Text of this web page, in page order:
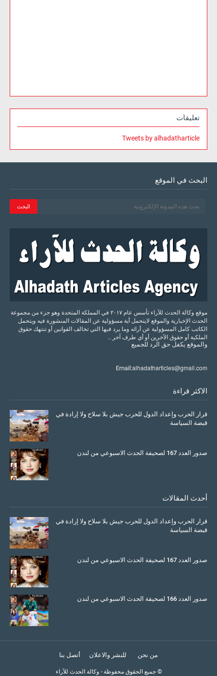
تعليقات
Tweets by alhadatharticle
البحث في الموقع
موقع وكالة الحدث للآراء تأسس عام ٢٠١٧ في المملكة المتحدة وهو جزء من مجموعة
الحدث الإخبارية والموقع لايتحمل أية مسؤولية عن المقالات المنشورة فيه ويتحمل
الكاتب كامل المسؤولية عن أرائه وما يرد فيها التي تخالف القوانين أو تنتهك حقوق
الملكية أو حقوق الآخرين أو أي طرف آخر ..
والموقع يكفل حق الرد للجميع
Email:alhadatharticles@gmail.com
الاكثر قراءة
قرار الحرب وإعداد الدول للحرب جيش بلا سلاح ولا إرادة في
قبضة السياسة
صدور العدد 167 لصحيفة الحدث الاسبوعي من لندن
أحدث المقالات
قرار الحرب وإعداد الدول للحرب جيش بلا سلاح ولا إرادة في
قبضة السياسة
صدور العدد 167 لصحيفة الحدث الاسبوعي من لندن
صدور العدد 166 لصحيفة الحدث الاسبوعي من لندن
من نحن للنشر والاعلان أتصل بنا
© جميع الحقوق محفوظة- وكالة الحدث للآراء